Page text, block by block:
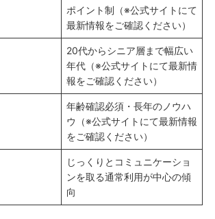
ポイント制（※公式サイトにて
最新情報をご確認ください）
20代からシニア層まで幅広い
年代（※公式サイトにて最新情
報をご確認ください）
年齢確認必須・長年のノウハ
ウ（※公式サイトにて最新情報
をご確認ください）
じっくりとコミュニケーショ
ンを取る通常利用が中心の傾
向